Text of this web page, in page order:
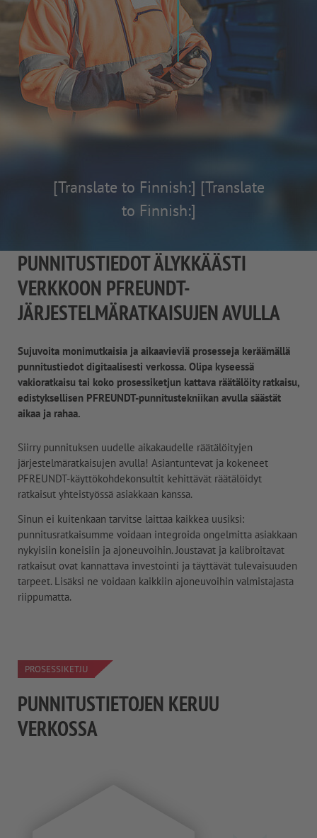
[Translate to Finnish:] [Translate
to Finnish:]
PUNNITUSTIEDOT ÄLYKKÄÄSTI
VERKKOON PFREUNDT-
JÄRJESTELMÄRATKAISUJEN AVULLA
Sujuvoita monimutkaisia ja aikaavieviä prosesseja keräämällä
punnitustiedot digitaalisesti verkossa. Olipa kyseessä
vakioratkaisu tai koko prosessiketjun kattava räätälöity ratkaisu,
edistyksellisen PFREUNDT-punnitustekniikan avulla säästät
aikaa ja rahaa.
Siirry punnituksen uudelle aikakaudelle räätälöityjen
järjestelmäratkaisujen avulla! Asiantuntevat ja kokeneet
PFREUNDT-käyttökohdekonsultit kehittävät räätälöidyt
ratkaisut yhteistyössä asiakkaan kanssa.
Sinun ei kuitenkaan tarvitse laittaa kaikkea uusiksi:
punnitusratkaisumme voidaan integroida ongelmitta asiakkaan
nykyisiin koneisiin ja ajoneuvoihin. Joustavat ja kalibroitavat
ratkaisut ovat kannattava investointi ja täyttävät tulevaisuuden
tarpeet. Lisäksi ne voidaan kaikkiin ajoneuvoihin valmistajasta
riippumatta.
PROSESSIKETJU
PUNNITUSTIETOJEN KERUU
VERKOSSA